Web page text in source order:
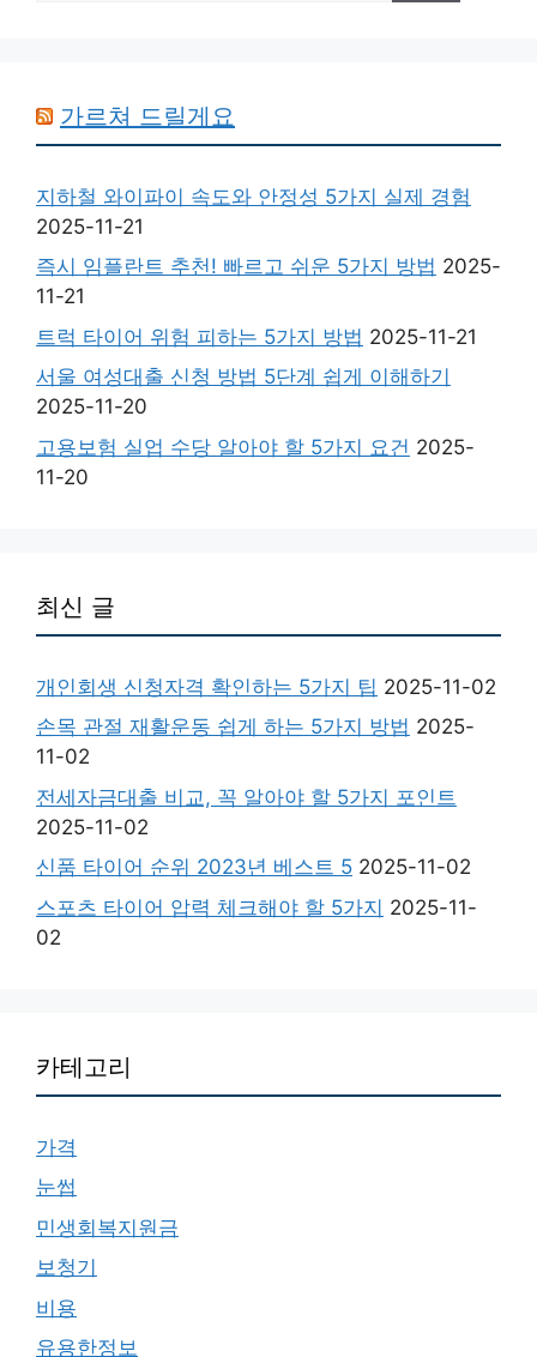
가르쳐 드릴게요
지하철 와이파이 속도와 안정성 5가지 실제 경험
2025-11-21
즉시 임플란트 추천! 빠르고 쉬운 5가지 방법 2025-
11-21
트럭 타이어 위험 피하는 5가지 방법 2025-11-21
서울 여성대출 신청 방법 5단계 쉽게 이해하기
2025-11-20
고용보험 실업 수당 알아야 할 5가지 요건 2025-
11-20
최신 글
개인회생 신청자격 확인하는 5가지 팁 2025-11-02
손목 관절 재활운동 쉽게 하는 5가지 방법 2025-
11-02
전세자금대출 비교, 꼭 알아야 할 5가지 포인트
2025-11-02
신품 타이어 순위 2023년 베스트 5 2025-11-02
스포츠 타이어 압력 체크해야 할 5가지 2025-11-
02
카테고리
가격
눈썹
민생회복지원금
보청기
비용
유용한정보